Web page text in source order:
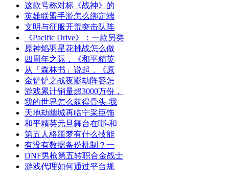
这款号称对标《战神》的
英雄联盟手游怎么绑定端
文明与征服开荒突击队阵
《Pacific Drive》：一款另类
原神焰羽星花挑战怎么做
四周年之际，《和平精英
从「森林书」说起，《原
金铲铲之战夜影劫阵容怎
游戏累计销量超3000万份，
我的世界怎么获得骨头-我
天地劫幽城再临宁采臣饰
和平精英元旦舞台在哪-和
第五人格噩梦有什么技能
有没有数据备份机制？一
DNF男枪第五转职合金战士
游戏代理如何通过平台规